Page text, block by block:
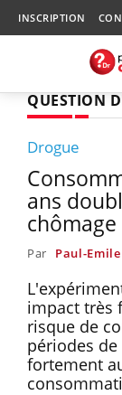
INSCRIPTION
QUESTION
Drogue
ans
Par Paul-
impact très
risque de
périodes
fortement